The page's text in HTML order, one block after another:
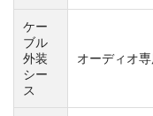
ケー
ブル
外装
シー
ス
オーディオ